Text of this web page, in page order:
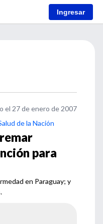
Ingresar
el 27 de enero de 2007
de la Nación
para
en Paraguay; y